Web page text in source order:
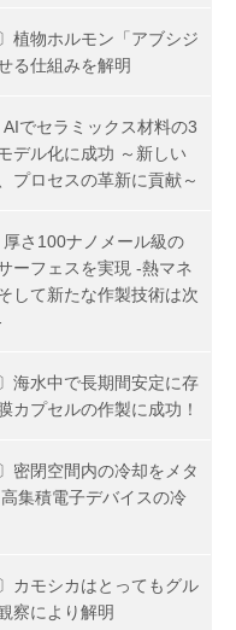
植物ホルモン「アブシジ
る仕組みを解明
でセラミックス材料の3
デル化に成功 ～新しい
プロセスの革新に貢献～
厚さ100ナノメール級の
ーフェスを実現 -熱マネ
して新たな作製技術は次
海水中で長期間安定に存
カプセルの作製に成功！
密閉空間内の冷却をメタ
集積電子デバイスの冷
カモシカはとってもグル
察により解明